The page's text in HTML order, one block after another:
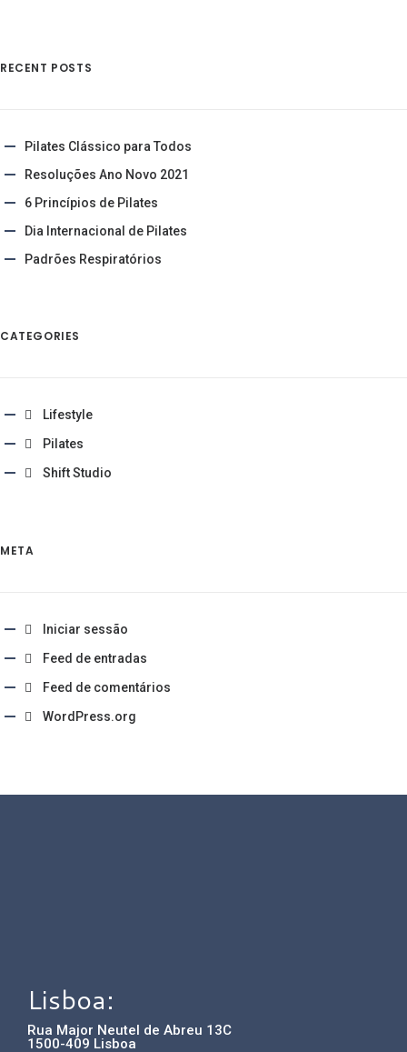
RECENT POSTS
Pilates Clássico para Todos
Resoluções Ano Novo 2021
6 Princípios de Pilates
Dia Internacional de Pilates
Padrões Respiratórios
CATEGORIES
Lifestyle
Pilates
Shift Studio
META
Iniciar sessão
Feed de entradas
Feed de comentários
WordPress.org
Lisboa:
Rua Major Neutel de Abreu 13C
1500-409 Lisboa